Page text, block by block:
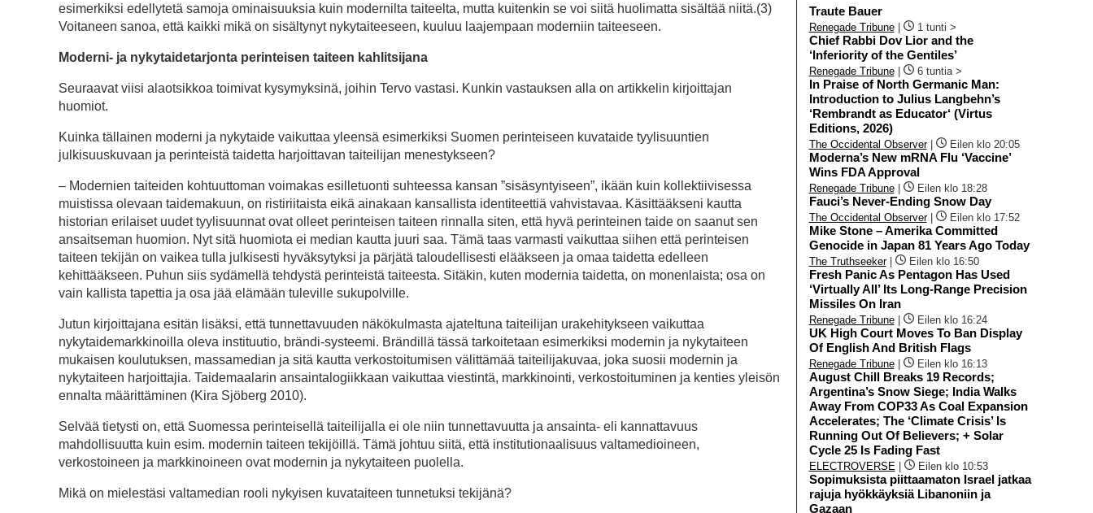
esimerkiksi edellytetä samoja ominaisuuksia kuin modernilta taiteelta, mutta kuitenkin se voi siitä huolimatta sisältää niitä.(3)
Voitaneen sanoa, että kaikki mikä on sisältynyt nykytaiteeseen, kuuluu laajempaan moderniin taiteeseen.
Moderni- ja nykytaidetarjonta perinteisen taiteen kahlitsijana
Seuraavat viisi alaotsikkoa toimivat kysymyksinä, joihin Tervo vastasi. Kunkin vastauksen alla on artikkelin kirjoittajan
huomiot.
Kuinka tällainen moderni ja nykytaide vaikuttaa yleensä esimerkiksi Suomen perinteiseen kuvataide tyylisuuntien
julkisuuskuvaan ja perinteistä taidetta harjoittavan taiteilijan menestykseen?
– Modernien taiteiden kohtuuttoman voimakas esilletuonti suhteessa kansan ”sisäsyntyiseen”, ikään kuin kollektiivisessa
muistissa olevaan taidemakuun, on ristiriitaista eikä ainakaan kansallista identiteettiä vahvistavaa. Käsittääkseni kautta
historian erilaiset uudet tyylisuunnat ovat olleet perinteisen taiteen rinnalla siten, että hyvä perinteinen taide on saanut sen
ansaitseman huomion. Nyt sitä huomiota ei median kautta juuri saa. Tämä taas varmasti vaikuttaa siihen että perinteisen
taiteen tekijän on vaikea tulla julkisesti hyväksytyksi ja pärjätä taloudellisesti elääkseen ja omaa taidetta edelleen
kehittääkseen. Puhun siis sydämellä tehdystä perinteistä taiteesta. Sitäkin, kuten modernia taidetta, on monenlaista; osa on
vain kallista tapettia ja osa jää elämään tuleville sukupolville.
Jutun kirjoittajana esitän lisäksi, että tunnettavuuden näkökulmasta ajateltuna taiteilijan urakehitykseen vaikuttaa
nykytaidemarkkinoilla oleva instituutio, brändi-systeemi. Brändillä tässä tarkoitetaan esimerkiksi modernin ja nykytaiteen
mukaisen koulutuksen, massamedian ja sitä kautta verkostoitumisen välittämää taiteilijakuvaa, joka suosii modernin ja
nykytaiteen harjoittajia. Taidemaalarin ansaintalogiikkaan vaikuttaa viestintä, markkinointi, verkostoituminen ja kenties yleisön
ennalta määrittäminen (Kira Sjöberg 2010).
Selvää tietysti on, että Suomessa perinteisellä taiteilijalla ei ole niin tunnettavuutta ja ansainta- eli kannattavuus
mahdollisuutta kuin esim. modernin taiteen tekijöillä. Tämä johtuu siitä, että institutionaalisuus valtamedioineen,
verkostoineen ja markkinoineen ovat modernin ja nykytaiteen puolella.
Mikä on mielestäsi valtamedian rooli nykyisen kuvataiteen tunnetuksi tekijänä?
Traute Bauer
Renegade Tribune| 1 tunti >
Chief Rabbi Dov Lior and the
‘Inferiority of the Gentiles’
Renegade Tribune| 6 tuntia >
In Praise of North Germanic Man:
Introduction to Julius Langbehn’s
‘Rembrandt as Educator‘ (Virtus
Editions, 2026)
The Occidental Observer| Eilen klo 20:05
Moderna’s New mRNA Flu ‘Vaccine’
Wins FDA Approval
Renegade Tribune| Eilen klo 18:28
Fauci’s Never-Ending Snow Day
The Occidental Observer| Eilen klo 17:52
Mike Stone – Amerika Committed
Genocide in Japan 81 Years Ago Today
The Truthseeker| Eilen klo 16:50
Fresh Panic As Pentagon Has Used
‘Virtually All’ Its Long-Range Precision
Missiles On Iran
Renegade Tribune| Eilen klo 16:24
UK High Court Moves To Ban Display
Of English And British Flags
Renegade Tribune| Eilen klo 16:13
August Chill Breaks 19 Records;
Argentina’s Snow Siege; India Walks
Away From COP33 As Coal Expansion
Accelerates; The ‘Climate Crisis’ Is
Running Out Of Believers; + Solar
Cycle 25 Is Fading Fast
ELECTROVERSE Eilen klo 10:53
Sopimuksista piittaamaton Israel jatkaa
rajuja hyökkäyksiä Libanoniin ja
Gazaan